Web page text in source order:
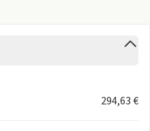
294,63 €